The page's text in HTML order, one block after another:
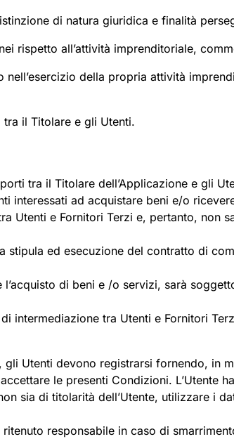
di natura giuridica e finalità
rispetto all’attività imprenditoriale,
della propria attività
il Titolare e gli Utenti.
tra il Titolare dell’Applicazione e gli
interessati ad acquistare beni e/o
Utenti e Fornitori Terzi e, pertanto, non
stipula ed esecuzione del contratto di
di beni e /o servizi, sarà
intermediazione tra Utenti e Fornitori
Utenti devono registrarsi fornendo, in
le presenti Condizioni. L’Utente
sia di titolarità dell’Utente, utilizzare i
responsabile in caso di